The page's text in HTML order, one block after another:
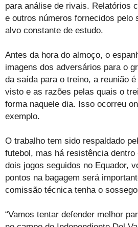
para análise de rivais. Relatórios
e outros números fornecidos pelo
alvo constante de estudo.
Antes da hora do almoço, o
imagens dos adversários para o
da saída para o treino, a reunião
visto e as razões pelas quais o
forma naquele dia. Isso ocorreu
exemplo.
O trabalho tem sido respaldado
futebol, mas há resistência dentro
dois jogos seguidos no Equador,
pontos na bagagem será
comissão técnica tenha o
“Vamos tentar defender melhor